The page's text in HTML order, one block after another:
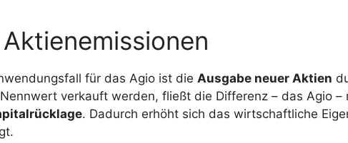
für das Agio ist die Ausgabe neuer Aktien
verkauft werden, fließt die Differenz – das Agio –
. Dadurch erhöht sich das wirtschaftliche